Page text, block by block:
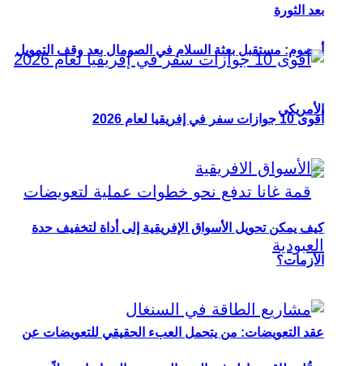
أوصوم: مستقبل بعثة السلام في الصومال بعد وقف التمويل
الأمريكي
عقد التعويضات: من يتحمل العبء الحقيقي للتعويضات عن
بعد الثورة
أقوى 10 جوازات سفر في إفريقيا لعام 2026
كيف يمكن تحويل الأسواق الإفريقية إلى أداة لتخفيف حدة
الأزمات؟